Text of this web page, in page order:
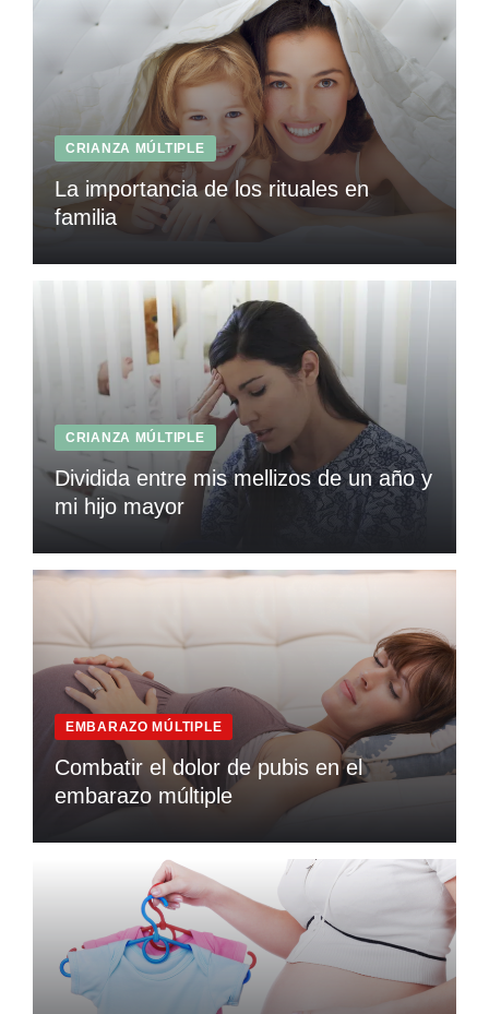
CRIANZA MÚLTIPLE
La importancia de los rituales en
familia
CRIANZA MÚLTIPLE
Dividida entre mis mellizos de un año y
mi hijo mayor
EMBARAZO MÚLTIPLE
Combatir el dolor de pubis en el
embarazo múltiple